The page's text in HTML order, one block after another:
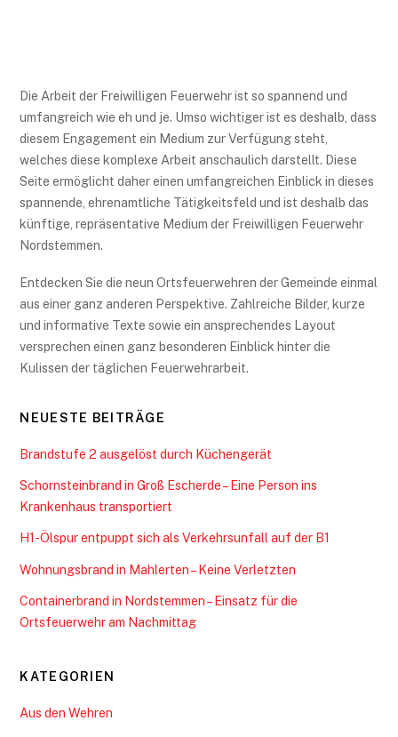
Die Arbeit der Freiwilligen Feuerwehr ist so spannend und
umfangreich wie eh und je. Umso wichtiger ist es deshalb, dass
diesem Engagement ein Medium zur Verfügung steht,
welches diese komplexe Arbeit anschaulich darstellt. Diese
Seite ermöglicht daher einen umfangreichen Einblick in dieses
spannende, ehrenamtliche Tätigkeitsfeld und ist deshalb das
künftige, repräsentative Medium der Freiwilligen Feuerwehr
Nordstemmen.
Entdecken Sie die neun Ortsfeuerwehren der Gemeinde einmal
aus einer ganz anderen Perspektive. Zahlreiche Bilder, kurze
und informative Texte sowie ein ansprechendes Layout
versprechen einen ganz besonderen Einblick hinter die
Kulissen der täglichen Feuerwehrarbeit.
NEUESTE BEITRÄGE
Brandstufe 2 ausgelöst durch Küchengerät
Schornsteinbrand in Groß Escherde – Eine Person ins
Krankenhaus transportiert
H1-Ölspur entpuppt sich als Verkehrsunfall auf der B1
Wohnungsbrand in Mahlerten – Keine Verletzten
Containerbrand in Nordstemmen – Einsatz für die
Ortsfeuerwehr am Nachmittag
KATEGORIEN
Aus den Wehren